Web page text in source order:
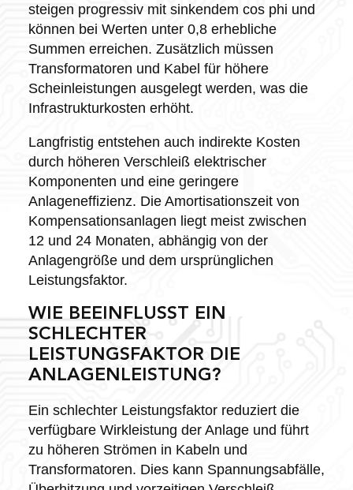
steigen progressiv mit sinkendem cos phi und
können bei Werten unter 0,8 erhebliche
Summen erreichen. Zusätzlich müssen
Transformatoren und Kabel für höhere
Scheinleistungen ausgelegt werden, was die
Infrastrukturkosten erhöht.
Langfristig entstehen auch indirekte Kosten
durch höheren Verschleiß elektrischer
Komponenten und eine geringere
Anlageneffizienz. Die Amortisationszeit von
Kompensationsanlagen liegt meist zwischen
12 und 24 Monaten, abhängig von der
Anlagengröße und dem ursprünglichen
Leistungsfaktor.
WIE BEEINFLUSST EIN
SCHLECHTER
LEISTUNGSFAKTOR DIE
ANLAGENLEISTUNG?
Ein schlechter Leistungsfaktor reduziert die
verfügbare Wirkleistung der Anlage und führt
zu höheren Strömen in Kabeln und
Transformatoren. Dies kann Spannungsabfälle,